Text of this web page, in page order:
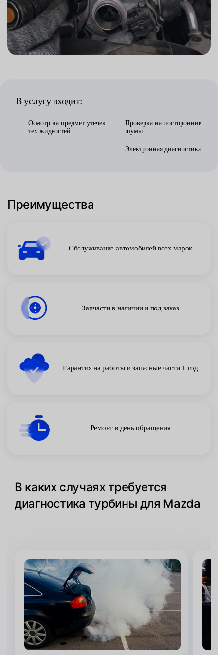
В услугу входит:
Осмотр на предмет утечек
тех жидкостей
Проверка на посторонние
шумы
Электронная диагностика
Преимущества
Обслуживание автомобилей всех марок
Запчасти в наличии и под заказ
Гарантия на работы и запасные части 1 год
Ремонт в день обращения
В каких случаях требуется
диагностика турбины для Mazda